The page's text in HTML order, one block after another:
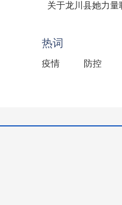
（龙市监罚送告〔
关于龙川县她力
热词
疫情 防控